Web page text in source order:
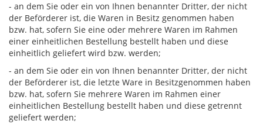
- an dem Sie oder ein von Ihnen benannter Dritter, der nicht
der Beförderer ist, die Waren in Besitz genommen haben
bzw. hat, sofern Sie eine oder mehrere Waren im Rahmen
einer einheitlichen Bestellung bestellt haben und diese
einheitlich geliefert wird bzw. werden;
- an dem Sie oder ein von Ihnen benannter Dritter, der nicht
der Beförderer ist, die letzte Ware in Besitzgenommen haben
bzw. hat, sofern Sie mehrere Waren im Rahmen einer
einheitlichen Bestellung bestellt haben und diese getrennt
geliefert werden;